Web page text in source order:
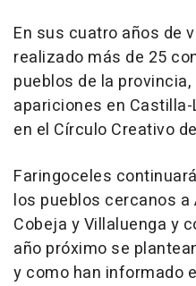
En sus cuatro años de
realizado más de 25
pueblos de la
apariciones en
en el Círculo Creativo
Faringoceles
los pueblos cercanos a
Cobeja y Villaluenga y
año próximo se
y como han informado